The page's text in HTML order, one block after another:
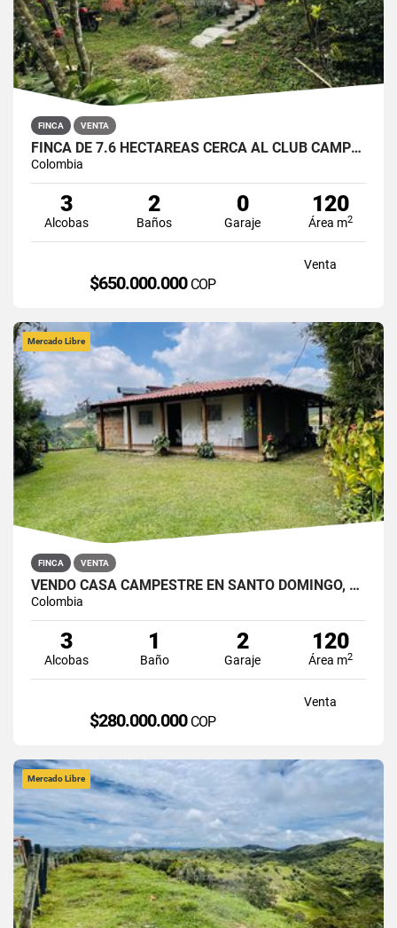
FINCA VENTA
FINCA DE 7.6 HECTÁREAS CERCA AL CLUB CAMPESTRE VILLA LAURA
Colombia
3
Alcobas
2
Baños
0
Garaje
120
Área m2
Venta
$650.000.000 COP
Mercado Libre
FINCA VENTA
VENDO CASA CAMPESTRE EN SANTO DOMINGO, ANTIOQUIA
Colombia
3
Alcobas
1
Baño
2
Garaje
120
Área m2
Venta
$280.000.000 COP
Mercado Libre